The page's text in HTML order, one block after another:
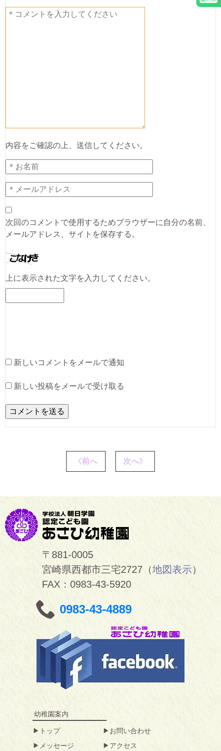
内容をご確認の上、送信してください。
次回のコメントで使用するためブラウザーに自分の名前、
メールアドレス、サイトを保存する。
上に表示された文字を入力してください。
新しいコメントをメールで通知
新しい投稿をメールで受け取る
《前へ 次へ》
〒881-0005
宮崎県西都市三宅2727（地図表示）
FAX：0983-43-5920
0983-43-4889
幼稚園案内
トップ
メッセージ
お問い合わせ
アクセス